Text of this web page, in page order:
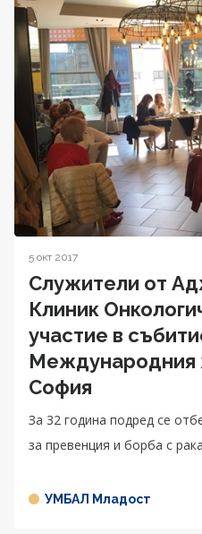
5 окт 2017
Служители от
Клиник
участие в
Международния
София
За 32 година подред се
за превенция и борба с
УМБАЛ Младост